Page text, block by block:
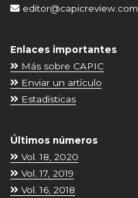
editor@capicreview.com
Enlaces importantes
Más sobre CAPIC
Enviar un artículo
Estadísticas
Últimos números
Vol. 18, 2020
Vol. 17, 2019
Vol. 16, 2018